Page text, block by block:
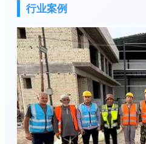
行业案例